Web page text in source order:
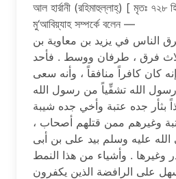
আল হার্রানী (রহিমাহুল্লাহ্) [ মৃতঃ ৭২৮
মু‘আবিয়্যাহ সম্পর্কে বলেন —
ﺍﻟﻨﺎﺱ ﻓﻲ ﻳﺰﻳﺪ ﺑﻦ ﻣﻌﺎﻭﻳﺔ ﺑﻦ
ﻓﺮﻕ ، ﻃﺮﻓﺎﻥ ﻭﻭﺳﻂ . ﻓﺄﺣﺪ
ﻛﺎﻥ ﻛﺎﻓﺮﺍً ﻣﻨﺎﻓﻘﺎً ، ﻭﺃﻧﻪ ﺳﻌﻰ
ﺍﻟﻠﻪ ﺗﺸﻔِّﻴﺎً ﻣﻦ ﺭﺳﻮﻝ ﺍﻟﻠﻪ
ﺑﺜﺄﺭ ﺟﺪﻩ ﻋﺘﺒﺔ ﻭﺃﺧﻲ ﺟﺪﻩ ﺷﻴﺒﺔ
، ﻭﺧﺎﻟﻪ ﺍﻟﻮﻟﻴﺪ ﺑﻦ ﻋﺘﺒﺔ ﻭﻏﻴﺮﻫﻢ ﻣﻤﻦ ﻗﺘﻠﻬﻢ ﺃﺻﺤﺎﺏ
ﺍﻟﻠﻪ ﻋﻠﻴﻪ ﻭﺳﻠﻢ ﺑﻴﺪ ﻋﻠﻰ ﺑﻦ ﺃﺑﻰ
ﻭﻏﻴﺮﻫﺎ . ﻭﺃﺷﻴﺎﺀ ﻣﻦ ﻫﺬﺍ ﺍﻟﻨﻤﻂ
ﻋﻠﻰ ﺍﻟﺮﺍﻓﻀﺔ ﺍﻟﺬﻳﻦ ﻳﻜﻔﺮﻭﻥ